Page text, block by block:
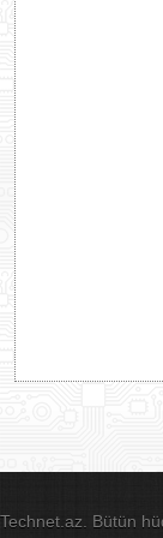
Technet.az. Bütün